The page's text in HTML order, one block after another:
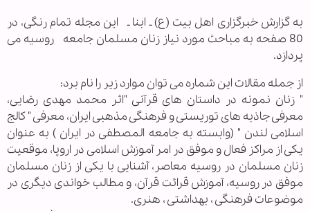
به گزارش خبرگزاری اهل بیت (ع) ـ ابنا ـ این مجله تمام رنگی، در
80 صفحه به مباحث مورد نیاز زنان مسلمان جامعه روسیه می
پردازد.
از جمله مقالات این شماره می توان موارد زیر را نام برد:
" زنان نمونه در داستان های قرآنی "اثر محمد مهدی رضایی،
معرفی جاذبه های توریستی و فرهنگی مذهبی ایران، معرفی " کالج
اسلامی لندن " (وابسته به جامعه المصطفی در ایران ) به عنوان
یکی از مراکز فعال و موفق در امر آموزش اسلامی در اروپا، موقعیت
زنان مسلمان در روسیه معاصر، آشنایی با یکی از زنان مسلمان
موفق در روسیه، آموزش قرائت قرآن، و مطالب خواندی دیگری در
موضوعات فرهنگی ، بهداشتی ، هنری.